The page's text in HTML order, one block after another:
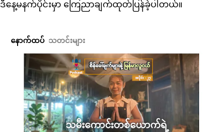
ဒီနေ့မနက်ပိုင်းမှာ ကြေညာချက်ထုတ်ပြန်ခဲ့ပါတယ်။
နောက်ထပ် သတင်းများ